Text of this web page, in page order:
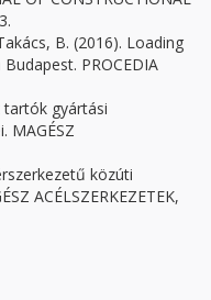
B. (2016). Loading
PROCEDIA
tartók gyártási
MAGÉSZ
közúti
ACÉLSZERKEZETEK,